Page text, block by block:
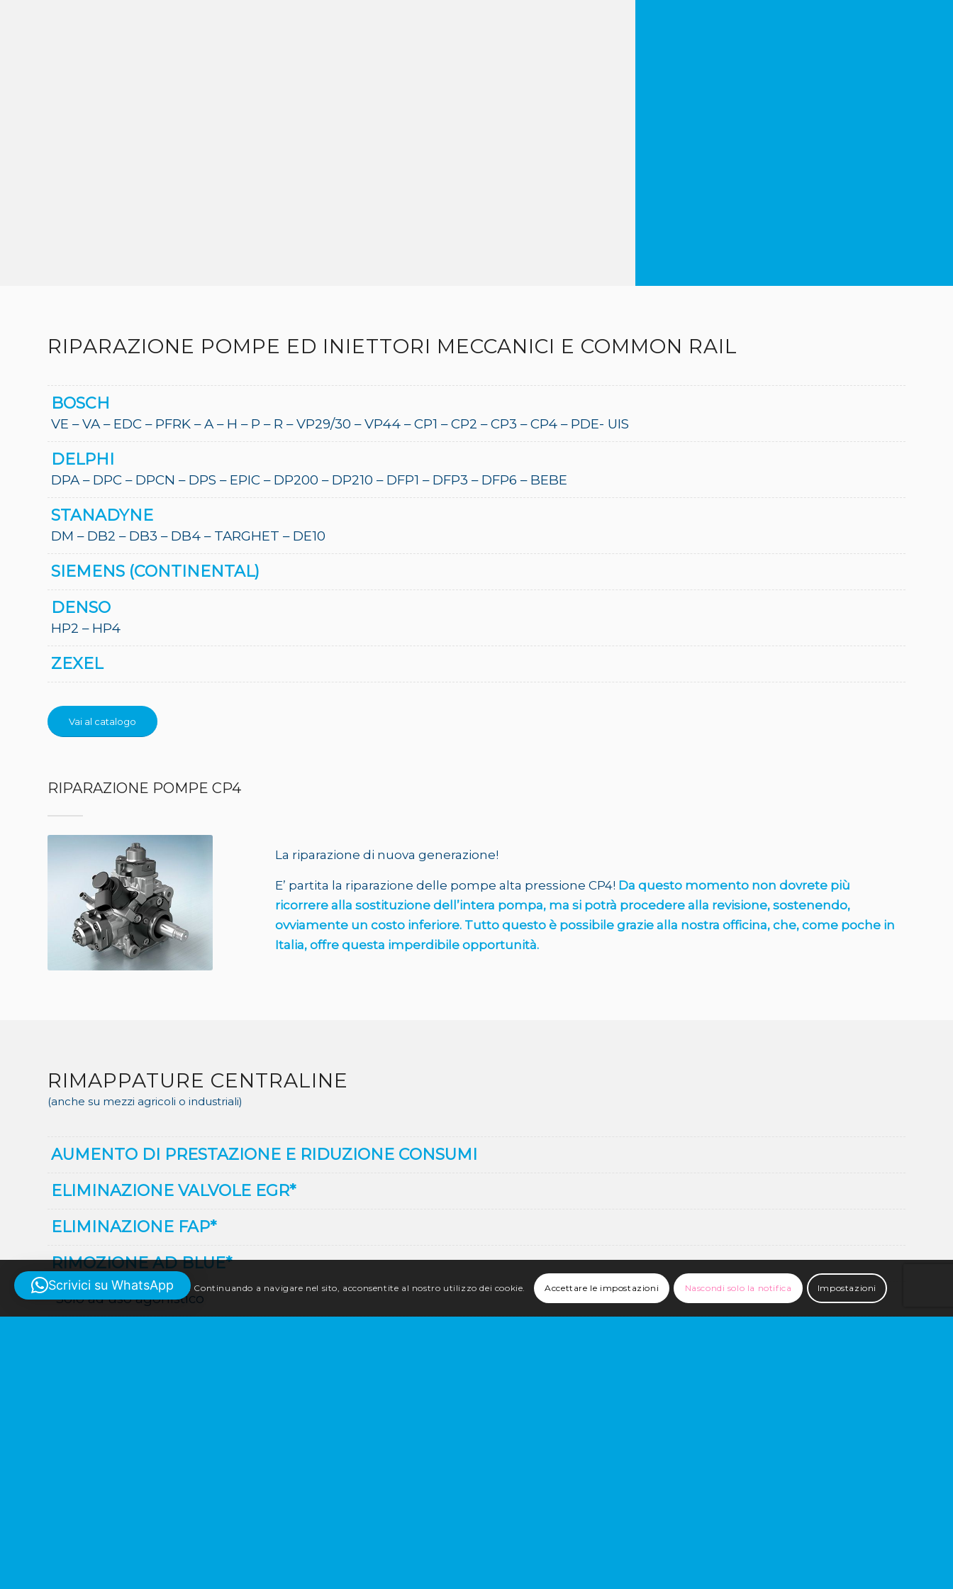
RIPARAZIONE POMPE ED INIETTORI MECCANICI E COMMON RAIL
BOSCH
VE – VA – EDC – PFRK – A – H – P – R – VP29/30 – VP44 – CP1 – CP2 – CP3 – CP4 – PDE- UIS
DELPHI
DPA – DPC – DPCN – DPS – EPIC – DP200 – DP210 – DFP1 – DFP3 – DFP6 – BEBE
STANADYNE
DM – DB2 – DB3 – DB4 – TARGHET – DE10
SIEMENS (CONTINENTAL)
DENSO
HP2 – HP4
ZEXEL
Vai al catalogo
RIPARAZIONE POMPE CP4
La riparazione di nuova generazione!
E’ partita la riparazione delle pompe alta pressione CP4! Da questo momento non dovrete più
ricorrere alla sostituzione dell’intera pompa, ma si potrà procedere alla revisione, sostenendo,
ovviamente un costo inferiore. Tutto questo è possibile grazie alla nostra officina, che, come poche in
Italia, offre questa imperdibile opportunità.
RIMAPPATURE CENTRALINE
(anche su mezzi agricoli o industriali)
AUMENTO DI PRESTAZIONE E RIDUZIONE CONSUMI
ELIMINAZIONE VALVOLE EGR*
ELIMINAZIONE FAP*
RIMOZIONE AD BLUE*
*Solo ad uso agonistico
Questo sito utilizza i cookie. Continuando a navigare nel sito, acconsentite al nostro utilizzo dei cookie. Accettare le impostazioni Nascondi solo la notifica Impostazioni
Scrivici su WhatsApp